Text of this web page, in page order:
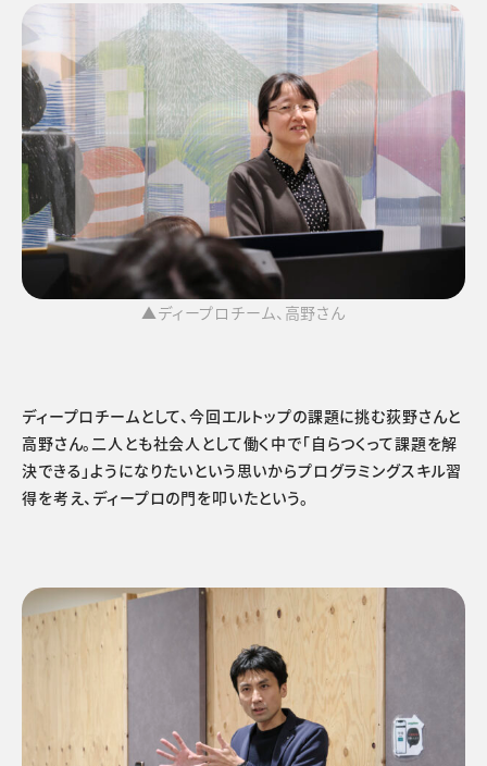
▲ディープロチーム、高野さん
ディープロチームとして、今回エルトップの課題に挑む荻野さんと
高野さん。二人とも社会人として働く中で「自らつくって課題を解
決できる」ようになりたいという思いからプログラミングスキル習
得を考え、ディープロの門を叩いたという。